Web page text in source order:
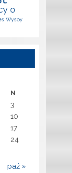
o
Wyspy
N
paź »
3
10
17
24